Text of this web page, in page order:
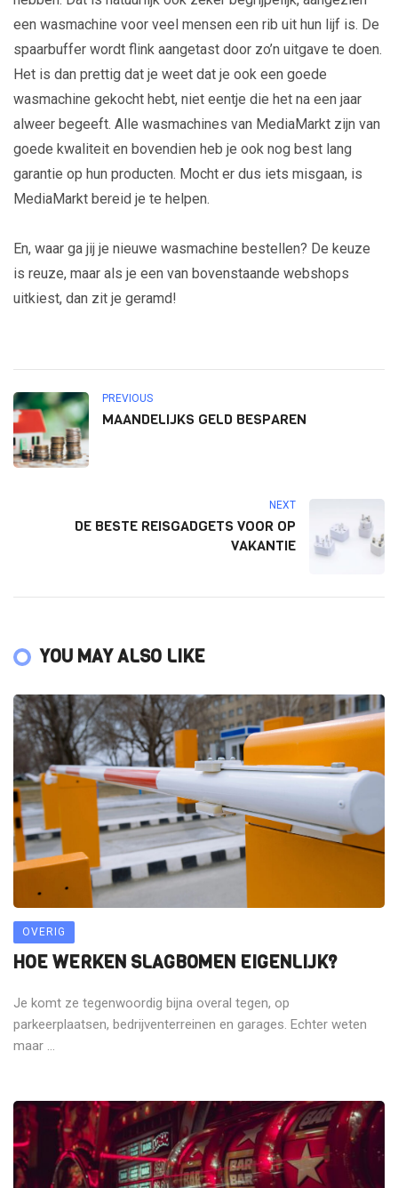
een wasmachine voor veel mensen een rib uit hun lijf is. De
spaarbuffer wordt flink aangetast door zo’n uitgave te doen.
Het is dan prettig dat je weet dat je ook een goede
wasmachine gekocht hebt, niet eentje die het na een jaar
alweer begeeft. Alle wasmachines van MediaMarkt zijn van
goede kwaliteit en bovendien heb je ook nog best lang
garantie op hun producten. Mocht er dus iets misgaan, is
MediaMarkt bereid je te helpen.
En, waar ga jij je nieuwe wasmachine bestellen? De keuze
is reuze, maar als je een van bovenstaande webshops
uitkiest, dan zit je geramd!
PREVIOUS
MAANDELIJKS GELD BESPAREN
NEXT
DE BESTE REISGADGETS VOOR OP
VAKANTIE
YOU MAY ALSO LIKE
OVERIG
HOE WERKEN SLAGBOMEN EIGENLIJK?
Je komt ze tegenwoordig bijna overal tegen, op
parkeerplaatsen, bedrijventerreinen en garages. Echter weten
maar ...